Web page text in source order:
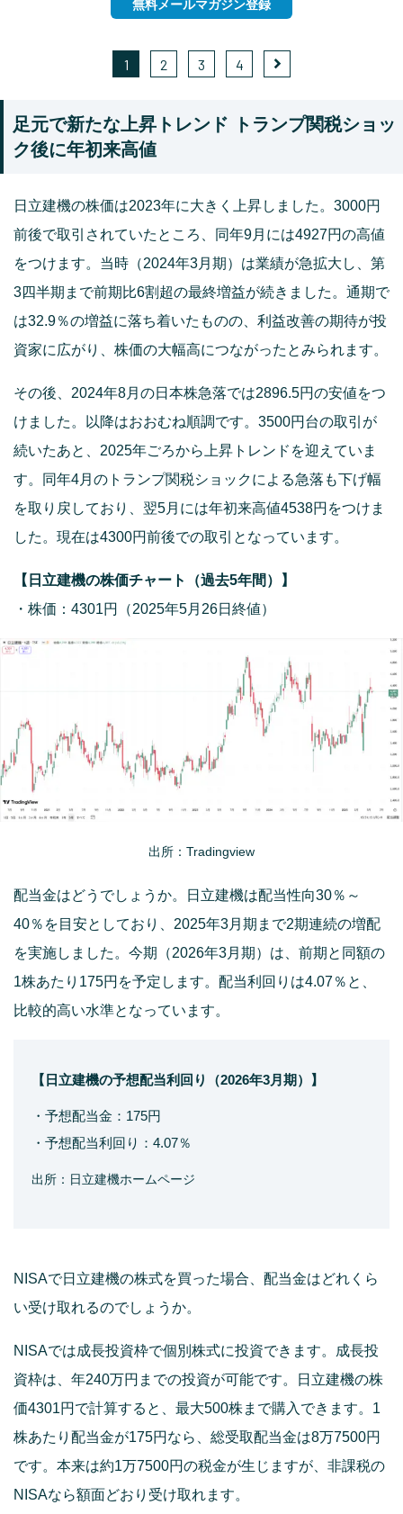
無料メールマガジン登録
1 2 3 4
足元で新たな上昇トレンド トランプ関税ショッ
ク後に年初来高値
日立建機の株価は2023年に大きく上昇しました。3000円
前後で取引されていたところ、同年9月には4927円の高値
をつけます。当時（2024年3月期）は業績が急拡大し、第
3四半期まで前期比6割超の最終増益が続きました。通期で
は32.9％の増益に落ち着いたものの、利益改善の期待が投
資家に広がり、株価の大幅高につながったとみられます。
その後、2024年8月の日本株急落では2896.5円の安値をつ
けました。以降はおおむね順調です。3500円台の取引が
続いたあと、2025年ごろから上昇トレンドを迎えていま
す。同年4月のトランプ関税ショックによる急落も下げ幅
を取り戻しており、翌5月には年初来高値4538円をつけま
した。現在は4300円前後での取引となっています。
【日立建機の株価チャート（過去5年間）】
・株価：4301円（2025年5月26日終値）
出所：Tradingview
配当金はどうでしょうか。日立建機は配当性向30％～
40％を目安としており、2025年3月期まで2期連続の増配
を実施しました。今期（2026年3月期）は、前期と同額の
1株あたり175円を予定します。配当利回りは4.07％と、
比較的高い水準となっています。
【日立建機の予想配当利回り（2026年3月期）】
・予想配当金：175円
・予想配当利回り：4.07％
出所：日立建機ホームページ
NISAで日立建機の株式を買った場合、配当金はどれくら
い受け取れるのでしょうか。
NISAでは成長投資枠で個別株式に投資できます。成長投
資枠は、年240万円までの投資が可能です。日立建機の株
価4301円で計算すると、最大500株まで購入できます。1
株あたり配当金が175円なら、総受取配当金は8万7500円
です。本来は約1万7500円の税金が生じますが、非課税の
NISAなら額面どおり受け取れます。